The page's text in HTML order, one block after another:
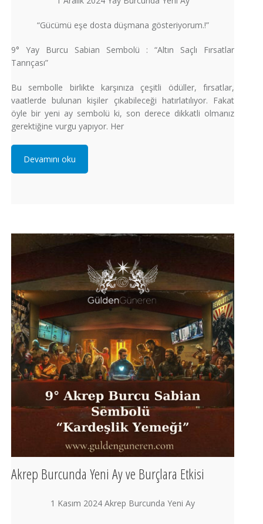
“Gücümü eşe dosta düşmana gösteriyorum.!”
9° Yay Burcu Sabian Sembolü : “Altın Saçlı Fırsatlar
Tanrıçası”
Bu sembolle birlikte karşınıza çeşitli ödüller, fırsatlar,
vaatlerde bulunan kişiler çıkabileceği hatırlatılıyor. Fakat
öyle bir yeni ay sembolü ki, son derece dikkatli olmanız
gerektiğine vurgu yapıyor. Her
Devamını oku
Akrep Burcunda Yeni Ay ve Burçlara Etkisi
1 Kasım 2024 Akrep Burcunda Yeni Ay